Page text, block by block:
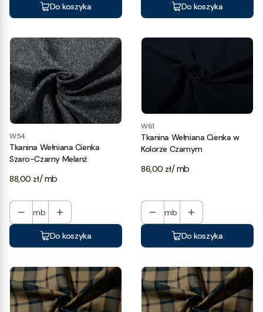
Do koszyka Do koszyka
W54
Tkanina Wełniana Cienka
Szaro-Czarny Melanż
Cena
88,00 zł/ mb
mb
Do koszyka
W61
Tkanina Wełniana Cienka w
Kolorze Czarnym
Cena
86,00 zł/ mb
mb
Do koszyka